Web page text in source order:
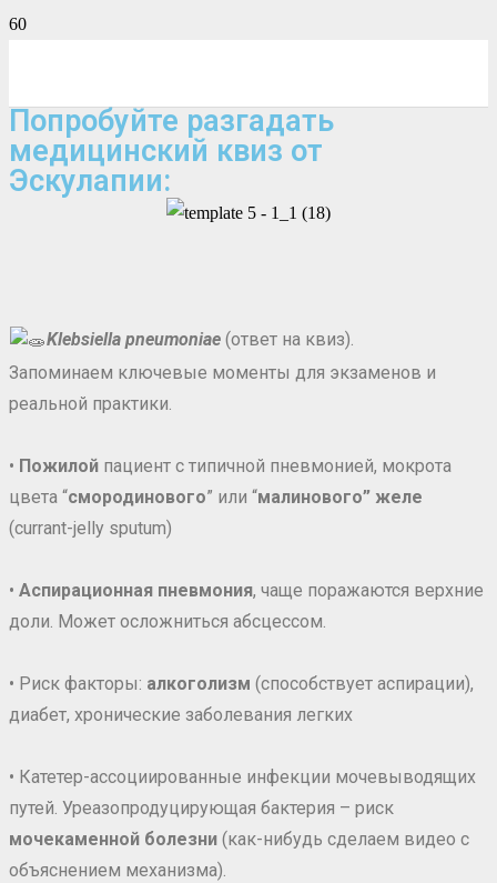
Попробуйте разгадать
медицинский квиз от
Эскулапии:
Klebsiella pneumoniae (ответ на квиз).
Запоминаем ключевые моменты для экзаменов и
реальной практики.
• Пожилой пациент с типичной пневмонией, мокрота
цвета “смородинового” или “малинового” желе
(currant-jelly sputum)
• Аспирационная пневмония, чаще поражаются верхние
доли. Может осложниться абсцессом.
• Риск факторы: алкоголизм (способствует аспирации),
диабет, хронические заболевания легких
• Катетер-ассоциированные инфекции мочевыводящих
путей. Уреазопродуцирующая бактерия – риск
мочекаменной болезни (как-нибудь сделаем видео с
объяснением механизма).